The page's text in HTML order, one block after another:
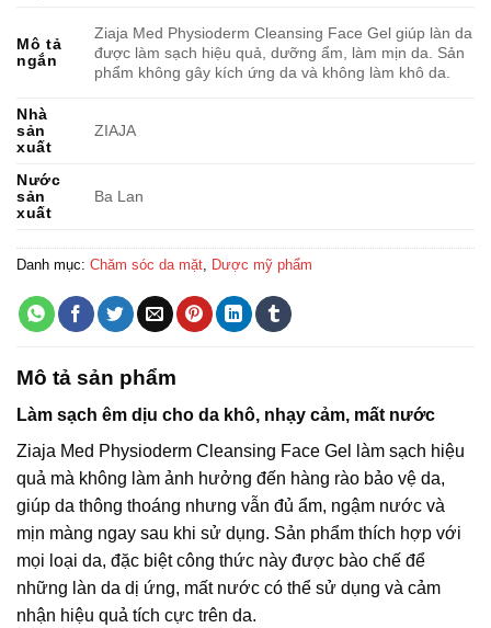
Mô tả
ngắn
Ziaja Med Physioderm Cleansing Face Gel giúp làn da
được làm sạch hiệu quả, dưỡng ẩm, làm mịn da. Sản
phẩm không gây kích ứng da và không làm khô da.
Nhà
sản
xuất
ZIAJA
Nước
sản
xuất
Ba Lan
Danh mục: Chăm sóc da mặt Dược mỹ phẩm
Mô tả sản phẩm
Làm sạch êm dịu cho da khô, nhạy cảm, mất nước
Ziaja Med Physioderm Cleansing Face Gel làm sạch hiệu
quả mà không làm ảnh hưởng đến hàng rào bảo vệ da,
giúp da thông thoáng nhưng vẫn đủ ẩm, ngậm nước và
mịn màng ngay sau khi sử dụng. Sản phẩm thích hợp với
mọi loại da, đặc biệt công thức này được bào chế để
những làn da dị ứng, mất nước có thể sử dụng và cảm
nhận hiệu quả tích cực trên da.